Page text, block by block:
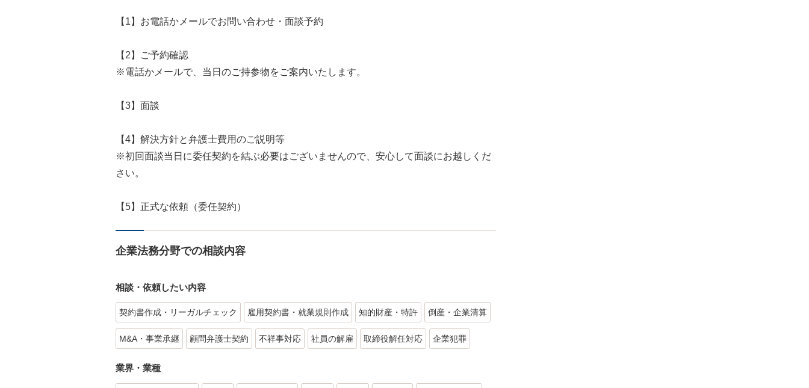
【1】お電話かメールでお問い合わせ・面談予約
【2】ご予約確認
※電話かメールで、当日のご持参物をご案内いたします。
【3】面談
【4】解決方針と弁護士費用のご説明等
※初回面談当日に委任契約を結ぶ必要はございませんので、安心して面談にお越しくだ
さい。
【5】正式な依頼（委任契約）
企業法務分野での相談内容
相談・依頼したい内容
契約書作成・リーガルチェック 雇用契約書・就業規則作成 知的財産・特許 倒産・企業清算
M&A・事業承継 顧問弁護士契約 不祥事対応 社員の解雇 取締役解任対応 企業犯罪
業界・業種